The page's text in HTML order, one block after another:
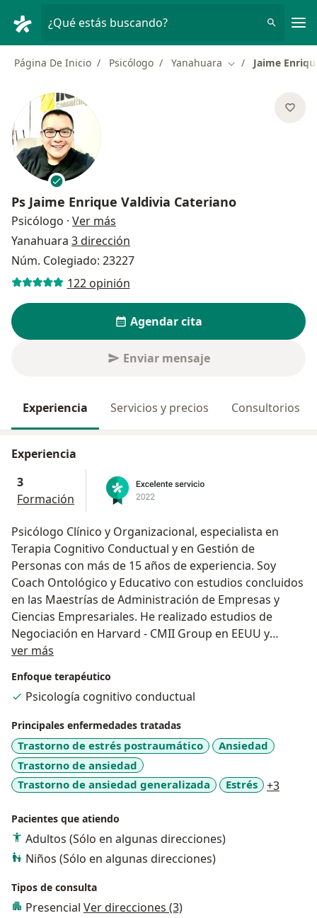
¿Qué estás buscando?
Página De Inicio Psicólogo Yanahuara Cambiar de ciudad
Jaime
Ps Jaime Enrique Valdivia Cateriano
Psicólogo · Ver más
Yanahuara 3 dirección
Núm. Colegiado: 23227
122 opinión
Agendar cita
Enviar mensaje
Experiencia Servicios y precios Consultorios
Experiencia
3
Formación
Psicólogo Clínico y Organizacional, especialista en
Terapia Cognitivo Conductual y en Gestión de
Personas con más de 15 años de experiencia. Soy
Coach Ontológico y Educativo con estudios concluidos
en las Maestrías de Administración de Empresas y
Ciencias Empresariales. He realizado estudios de
Negociación en Harvard - CMII Group en EEUU y
Comunicación Interna en México. Tengo estudios
actualizados para realizar Terapia de Pareja,
Tratamiento de Toxicología y en Violencia contra la
Mujer.
Actualmente soy el Gerente de Narevi Consulting
Group SAC, donde hemos desarrollado el Servicio
denominado “NAREVI Consultorio Terapéutico” en el
cual atendemos a personas con diferentes problemas
de salud mental como son la ansiedad, depresión,
nivel nacional e internacional.
ver más
Enfoque terapéutico
Psicología cognitivo conductual
Principales enfermedades tratadas
Trastorno de estrés postraumático
Ansiedad
Trastorno de ansiedad
Trastorno de ansiedad generalizada
Estrés +3
Pacientes que atiendo
Adultos (Sólo en algunas direcciones)
Niños (Sólo en algunas direcciones)
Tipos de consulta
Presencial Ver direcciones (3)